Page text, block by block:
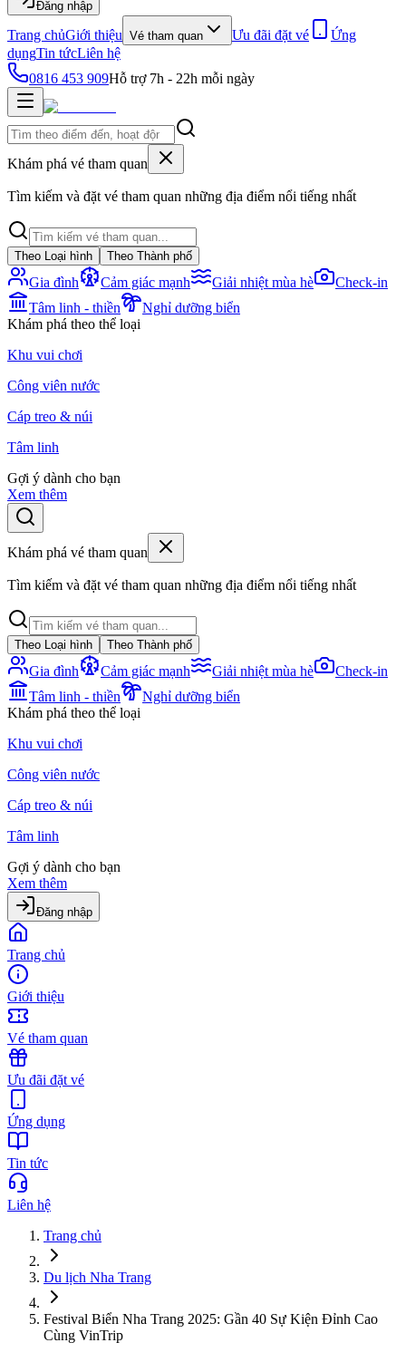
Đăng nhập
Trang chủGiới thiệu Vé tham quan Ưu đãi đặt vé
Ứng
dụngTin tứcLiên hệ
0816 453 909Hỗ trợ 7h - 22h mỗi ngày
Khám phá vé tham quan
Tìm kiếm và đặt vé tham quan những địa điểm nổi tiếng nhất
Theo Loại hình Theo Thành phố
Gia đình Cảm giác mạnh Giải nhiệt mùa hè
Check-in
Tâm linh - thiền
Nghỉ dưỡng biển
Khám phá theo thể loại
Khu vui chơi
Công viên nước
Cáp treo & núi
Tâm linh
Gợi ý dành cho bạn
Xem thêm
Khám phá vé tham quan
Tìm kiếm và đặt vé tham quan những địa điểm nổi tiếng nhất
Theo Loại hình Theo Thành phố
Gia đình Cảm giác mạnh Giải nhiệt mùa hè
Check-in
Tâm linh - thiền
Nghỉ dưỡng biển
Khám phá theo thể loại
Khu vui chơi
Công viên nước
Cáp treo & núi
Tâm linh
Gợi ý dành cho bạn
Xem thêm
Đăng nhập
Trang chủ
Giới thiệu
Vé tham quan
Ưu đãi đặt vé
Ứng dụng
Tin tức
Liên hệ
Trang chủ
Du lịch Nha Trang
Festival Biển Nha Trang 2025: Gần 40 Sự Kiện Đỉnh Cao
Cùng VinTrip